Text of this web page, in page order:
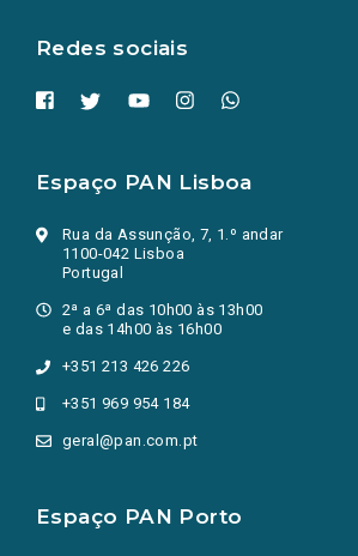
Redes sociais
Espaço PAN Lisboa
Rua da Assunção, 7, 1.º andar
1100-042 Lisboa
Portugal
2ª a 6ª das 10h00 às 13h00
e das 14h00 às 16h00
+351 213 426 226
+351 969 954 184
geral@pan.com.pt
Espaço PAN Porto